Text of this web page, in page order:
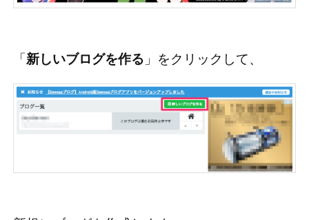
「 新しいブログを作る 」をクリックして、